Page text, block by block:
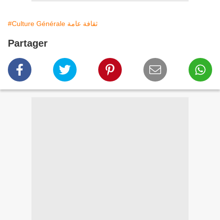
#Culture Générale ثقافة عامة
Partager